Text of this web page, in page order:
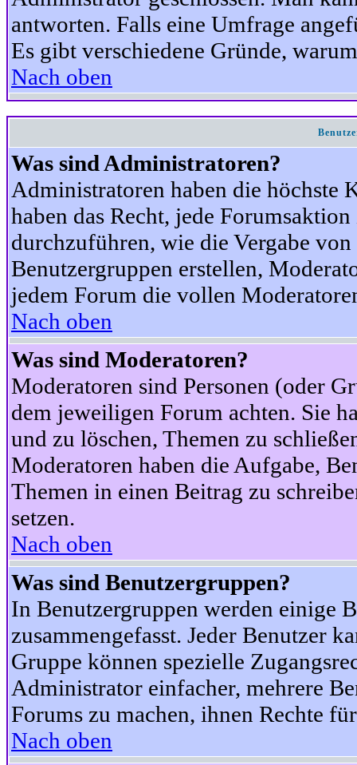
antworten. Falls eine Umfrage
Es gibt verschiedene Gründe,
Nach oben
Was sind Administratoren?
Administratoren haben die höchste
haben das Recht, jede
durchzuführen, wie die Vergabe
Benutzergruppen erstellen,
jedem Forum die vollen
Nach oben
Was sind Moderatoren?
Moderatoren sind Personen (oder
dem jeweiligen Forum achten. Sie
und zu löschen, Themen zu
Moderatoren haben die Aufgabe,
Themen in einen Beitrag zu
setzen.
Nach oben
Was sind Benutzergruppen?
In Benutzergruppen werden einige
zusammengefasst. Jeder Benutzer
Gruppe können spezielle
Administrator einfacher, mehrere
Forums zu machen, ihnen Rechte
Nach oben